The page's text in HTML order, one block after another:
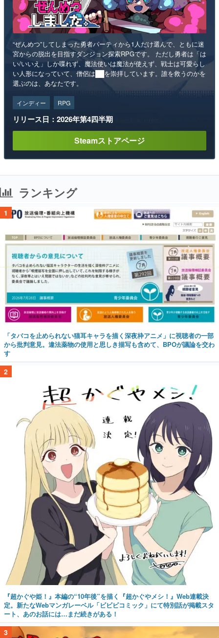
“ぜんめつ”してしまった勇者パーティから1人だけ選んで、ともに迷
宮からの脱出を目指すダンジョン探索RPGです。 ただし勇者は「は
い/いいえ」しか喋れず、魔法使いは魔法が使えず、戦士は可愛らし
い人形になっていて、僧侶は██を崇拝しています。誰を救うのかを
選ぶのは、あなたです。
インディー RPG
リリース日：2026年第4四半期
Steamストアページ
ランキング
1
「タバコを止められない猫耳キャラを描く深夜枠アニメ」に視聴者の一部
から批判意見。違法薬物の使用と思しき描写も含めて、BPOが議論を交わ
す
2
『超かぐや姫！』本編の“10年後”を描く『超かぐやメシ！』Web連載決
定。新たなWebマンガレーベル「ビビビコミック」にて特別話が掲載スタ
ート、あのお話には…まだ続きがある！
3